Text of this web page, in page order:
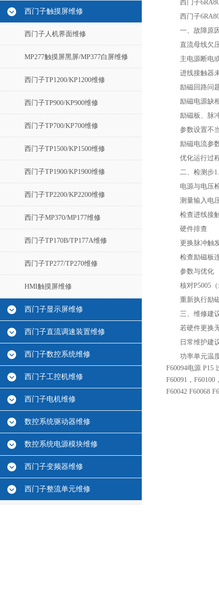
西门子触摸屏维修
西门子人机界面维修
MP277触摸屏黑屏/MP377白屏维修
西门子TP1200/KP1200维修
西门子TP900/KP900维修
西门子TP700/KP700维修
西门子TP1500/KP1500维修
西门子TP1900/KP1900维修
西门子TP2200/KP2200维修
西门子MP370/MP177维修
西门子TP170B/TP177A维修
西门子TP277/TP270维修
HMI触摸屏维修
西门子显示屏维修
西门子直流调速装置维修
西门子数控系统维修
西门子工控机维修
西门子电机维修
数控系统驱动器维修
数控系统电源模块维修
西门子变频器维修
西门子整流单元维修
西门子
西门子
一、故障原
直流母线欠
主电源断电
进线接触器
励磁回路问
励磁电源缺
励磁板、脉
参数设置不
励磁电流参
优化运行过
二、检测步1.
电源与电压
测量输入电
检查进线接
硬件排查‌
更换脉冲触
检查励磁板
参数与优化‌
核对P5005
重新执行励
三、维修建
若硬件更换
日常维护建
功率单元温
F60094电源 P15
F60091，F60100
F60042 F60068